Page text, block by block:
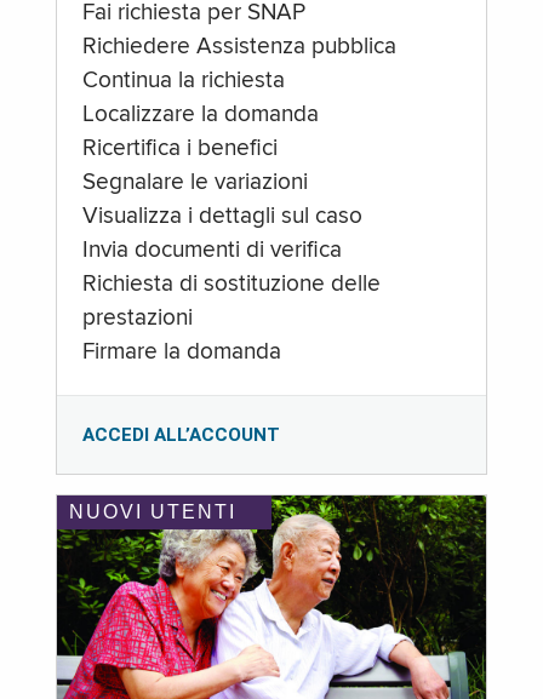
Fai richiesta per SNAP
Richiedere Assistenza pubblica
Continua la richiesta
Localizzare la domanda
Ricertifica i benefici
Segnalare le variazioni
Visualizza i dettagli sul caso
Invia documenti di verifica
Richiesta di sostituzione delle
prestazioni
Firmare la domanda
ACCEDI ALL’ACCOUNT
NUOVI UTENTI